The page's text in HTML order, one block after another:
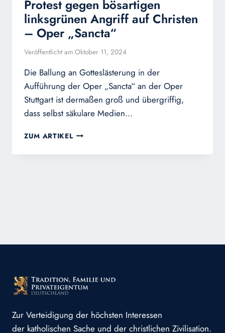
Protest gegen bösartigen
linksgrünen Angriff auf Christen
– Oper „Sancta“
Veröffentlicht am Oktober 11, 2024
Die Ballung an Gotteslästerung in der
Aufführung der Oper „Sancta“ an der Oper
Stuttgart ist dermaßen groß und übergriffig,
dass selbst säkulare Medien…
ZUM ARTIKEL PROTEST
BÖSARTIGEN
Zur Verteidigung der höchsten Interessen
der katholischen Sache und der christlichen Zivilisation.